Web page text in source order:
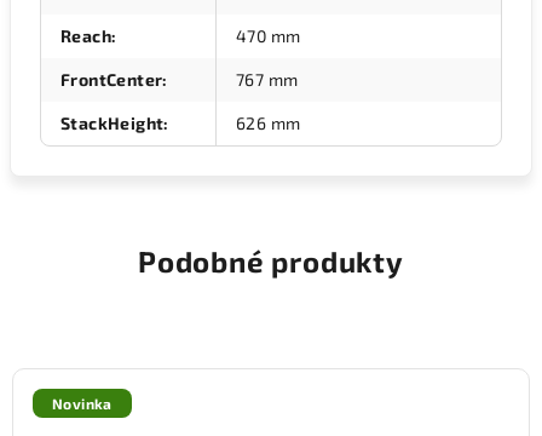
Reach: 470 mm
FrontCenter: 767 mm
StackHeight: 626 mm
Podobné produkty
Novinka